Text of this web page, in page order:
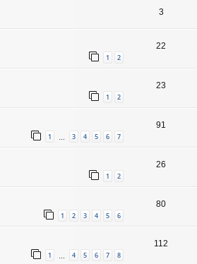
3
1 2
22
1 2
23
1 … 3 4 5 6 7
91
1 2
26
1 2 3 4 5 6
80
1 … 4 5 6 7 8
112